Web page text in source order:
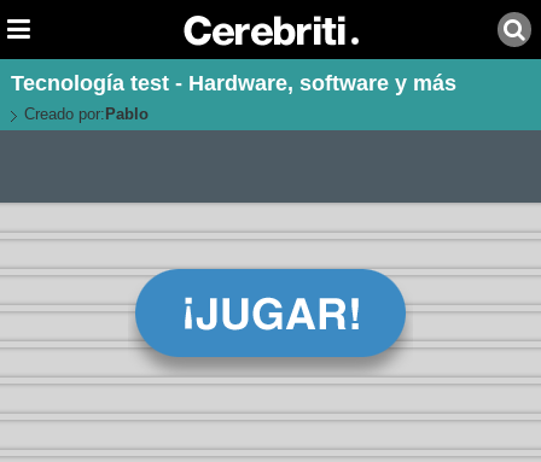
Tecnología test - Hardware, software y más
Creado por: Pablo